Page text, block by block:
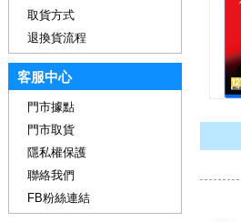
取貨方式
退換貨流程
客服中心
門市據點
門市取貨
隱私權保護
聯絡我們
FB粉絲連結